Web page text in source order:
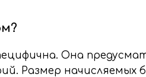
Она
Размер начисляемых